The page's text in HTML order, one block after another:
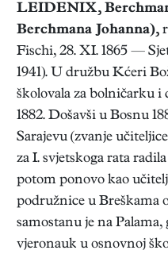
LEIDENIX,
Berchmana Johanna),
Fischi, 28. XI. 1865 —
1941). U družbu Kćeri
školovala za bolničarku i
1882. Došavši u Bosnu
Sarajevu (zvanje
za I. svjetskoga rata
potom ponovo kao
podružnice u Breškama
samostanu je na Palama,
vjeronauk u osnovnoj